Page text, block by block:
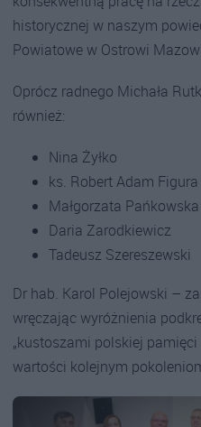
historycznej w naszym
Powiatowe w Ostrowi
Oprócz radnego Michała
również:
Nina Żyłko
ks. Robert Adam Figura
Małgorzata Pańkowska
Daria Zarodkiewicz
Tadeusz Szereszewski
Dr hab. Karol Polejowski –
wręczając wyróżnienia
„kustoszami polskiej
wartości kolejnym